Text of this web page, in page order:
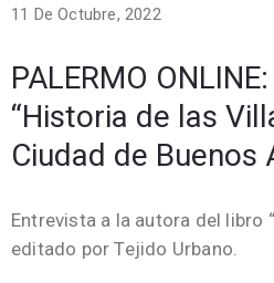
11 De Octubre, 2022
PALERMO
“Historia de las
Ciudad de Buenos
Entrevista a la autora del libro
editado por Tejido Urbano.